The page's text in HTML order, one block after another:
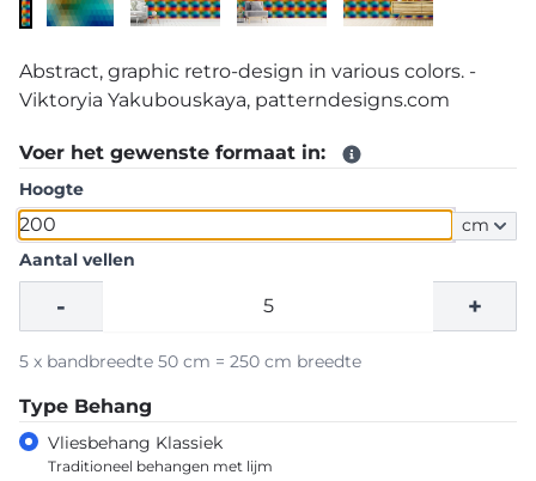
Abstract, graphic retro-design in various colors. -
Viktoryia Yakubouskaya, patterndesigns.com
Voer het gewenste formaat in:
Hoogte
cm
Aantal vellen
- +
5 x bandbreedte 50 cm = 250 cm breedte
Type Behang
Vliesbehang Klassiek
Traditioneel behangen met lijm